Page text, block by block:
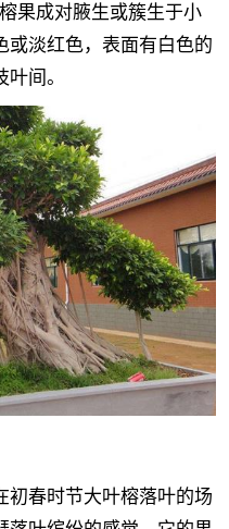
果成对腋生或簇生于小
或淡红色，表面有白色的
间。
初春时节大叶榕落叶的场